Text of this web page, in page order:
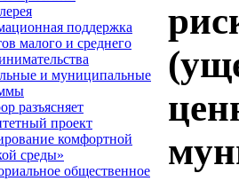
поддержка
малого и среднего
и муниципальные
разъясняет
проект
комфортной
среды»
общественное